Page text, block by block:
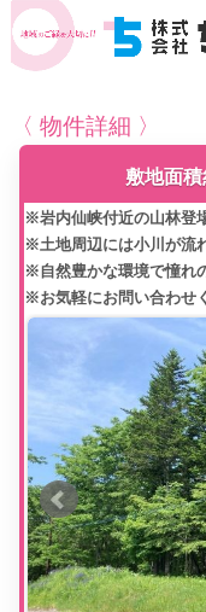
〈 物件詳細 〉
敷地面
※岩内仙峡付近の山林登
※土地周辺には小川が流
※自然豊かな環境で憧れ
※お気軽にお問い合わせ